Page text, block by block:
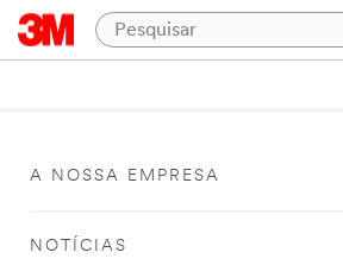
A NOSSA EMPRESA
NOTÍCIAS